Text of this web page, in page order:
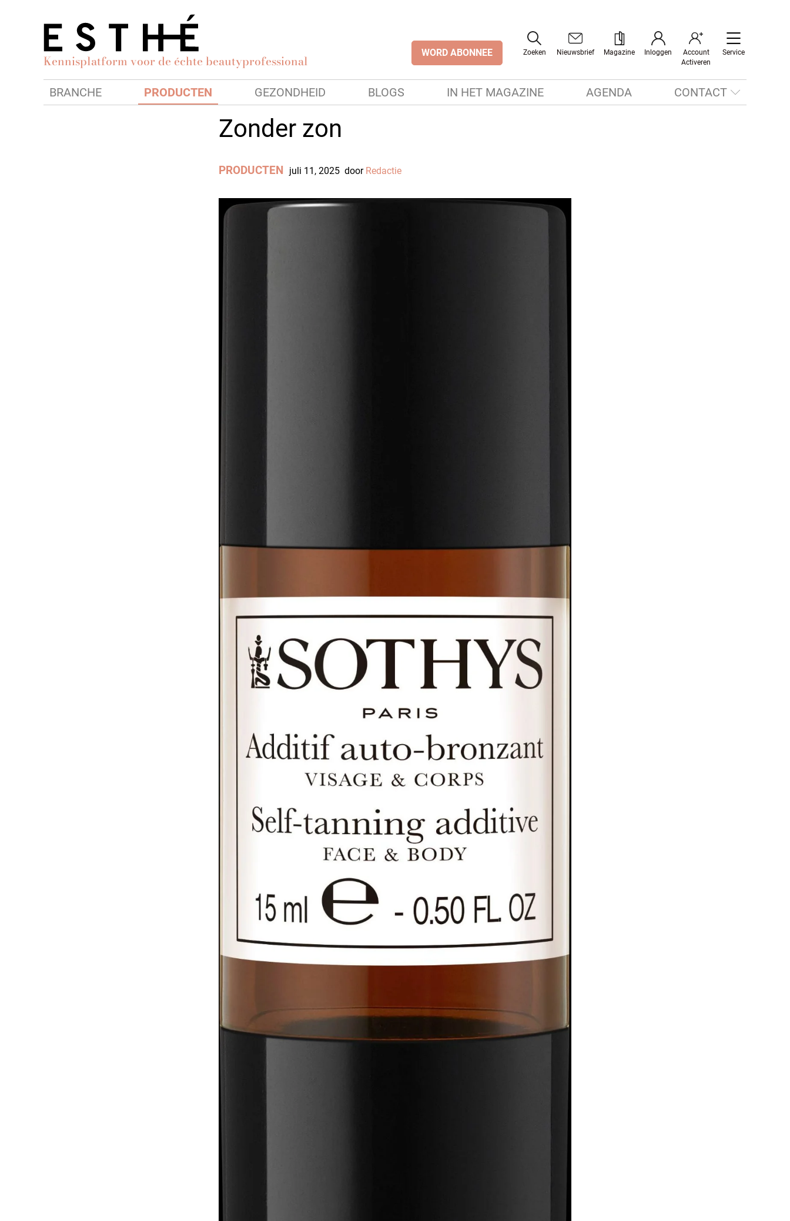
Kennisplatform voor de échte beautyprofessional WORD ABONNEE Zoeken Nieuwsbrief Magazine Inloggen
Account
Activeren
Service
BRANCHE PRODUCTEN GEZONDHEID BLOGS IN HET MAGAZINE AGENDA CONTACT
Zonder zon
PRODUCTEN juli 11, 2025 door Redactie